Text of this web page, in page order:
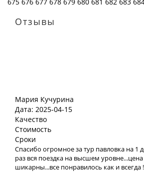
Отзывы
Мария Кучурина
Дата: 2025-04-15
Качество
Стоимость
Сроки
Спасибо огромное за тур павловка на 1
раз вся поездка на высшем
шикарны...все понравилось как и всегда